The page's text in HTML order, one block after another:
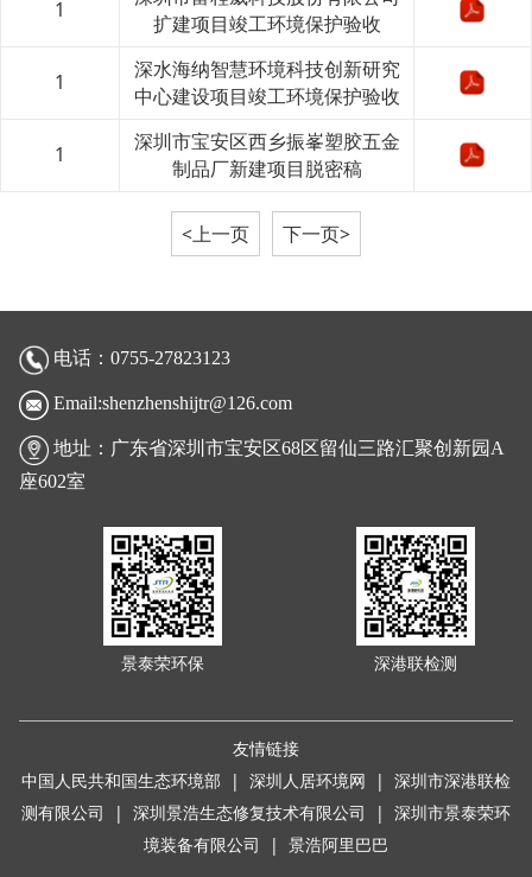
1
扩建项目竣工环境保护验收
1
深水海纳智慧环境科技创新研究
中心建设项目竣工环境保护验收
1
深圳市宝安区西乡振峯塑胶五金
制品厂新建项目脱密稿
<上一页 下一页>
电话：0755-27823123
Email:shenzhenshijtr@126.com
地址：广东省深圳市宝安区68区留仙三路汇聚创新园A
座602室
景泰荣环保 深港联检测
友情链接
中国人民共和国生态环境部 | 深圳人居环境网 | 深圳市深港联检
测有限公司
| 深圳景浩生态修复技术有限公司 | 深圳市景泰荣环
境装备有限公司 | 景浩阿里巴巴